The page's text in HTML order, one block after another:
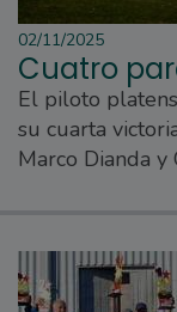
02/11/2025
Cuatro
El piloto
su cuarta
Marco Dianda y